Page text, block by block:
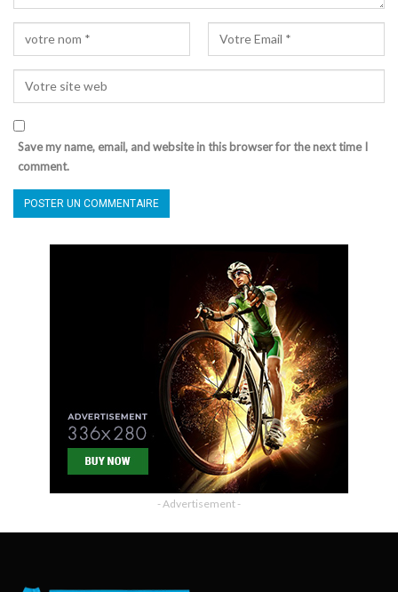
Save my name, email, and website in this browser for the next time I
comment.
- Advertisement -